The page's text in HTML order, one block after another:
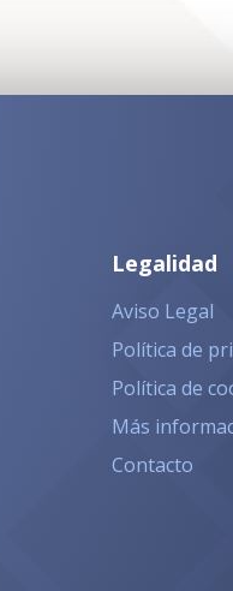
Legalidad
Aviso Legal
Política de
Política de
Más
Contacto